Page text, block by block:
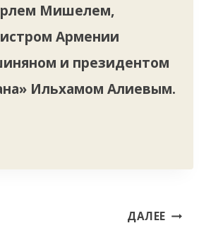
Мишелем,
Армении
и президентом
Ильхамом Алиевым.
ДАЛЕЕ